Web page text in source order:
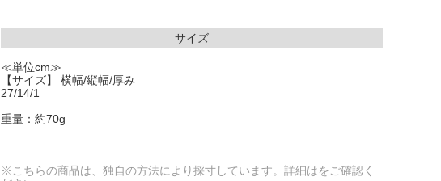
サイズ
≪単位cm≫
【サイズ】 横幅/縦幅/厚み
27/14/1
重量：約70g
※こちらの商品は、独自の方法により採寸しています。詳細はをご確認く